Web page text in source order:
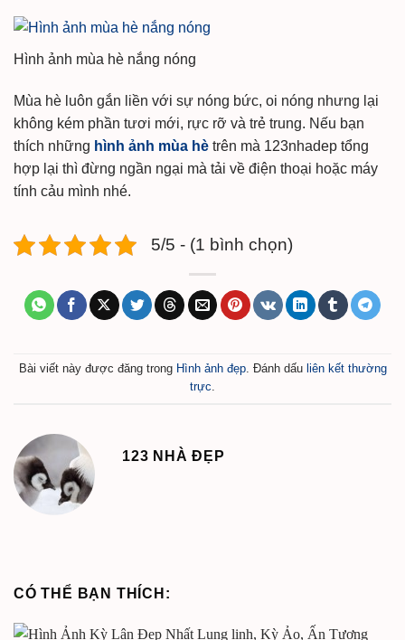
Hình ảnh mùa hè nắng nóng
Mùa hè luôn gắn liền với sự nóng bức, oi nóng nhưng lại
không kém phần tươi mới, rực rỡ và trẻ trung. Nếu bạn
thích những hình ảnh mùa hè trên mà 123nhadep tổng
hợp lại thì đừng ngần ngại mà tải về điện thoại hoặc máy
tính cảu mình nhé.
5/5 - (1 bình chọn)
Bài viết này được đăng trong Hình ảnh đẹp. Đánh dấu liên kết thường
trực.
123 NHÀ ĐẸP
CÓ THỂ BẠN THÍCH: